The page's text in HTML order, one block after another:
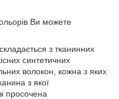
Ви можете
з тканинних
синтетичних
волокон, кожна з яких
з якої
просочена